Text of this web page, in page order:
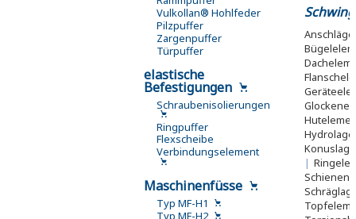
Vulkollan® Hohlfeder
Pilzpuffer
Zargenpuffer
Türpuffer
elastische
Befestigungen
Schraubenisolierungen
Ringpuffer
Flexscheibe
Verbindungselement
Maschinenfüsse
Typ MF-H1
Typ MF-H2
Anschläge
|
Schienen